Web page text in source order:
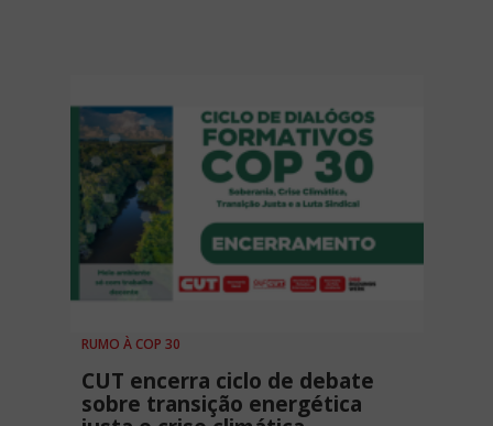
RUMO À COP 30
CUT encerra ciclo de debate
sobre transição energética